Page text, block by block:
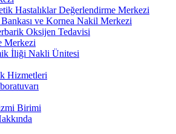
Hastalıklar Değerlendirme Merkezi
ve Kornea Nakil Merkezi
Oksijen Tedavisi
Merkezi
İliği Nakli Ünitesi
Hizmetleri
Birimi